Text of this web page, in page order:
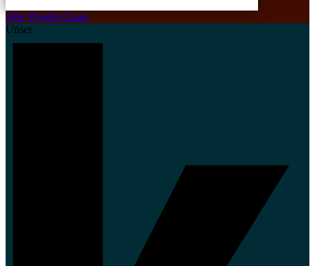
Alle Projekt-Cases
Unser